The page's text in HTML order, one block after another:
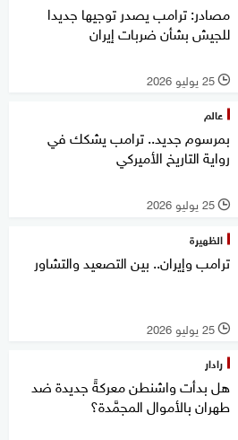
مصادر: ترامب يصدر توجيها جديدا
للجيش بشأن ضربات إيران
l 25 يوليو 2026
عالم
بمرسوم جديد.. ترامب يشكك في
رواية التاريخ الأميركي
l 25 يوليو 2026
الظهيرة
ترامب وإيران.. بين التصعيد والتشاور
l 25 يوليو 2026
رادار
هل بدأت واشنطن معركةً جديدة ضد
طهران بالأموال المجمَّدة؟